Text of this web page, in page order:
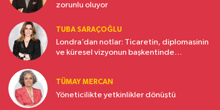
zorunlu oluyor
TUBA SARAÇOĞLU
Londra’dan notlar: Ticaretin, diplomasinin
ve küresel vizyonun başkentinde
TÜMAY MERCAN
Yöneticilikte yetkinlikler dönüştü